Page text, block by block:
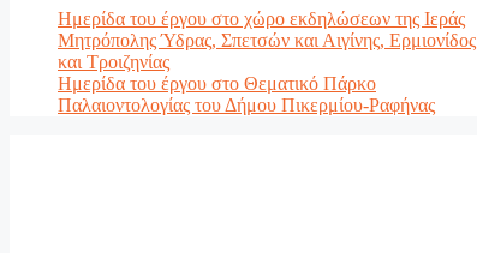
Ημερίδα του έργου στο χώρο εκδηλώσεων της Ιεράς
Μητρόπολης Ύδρας, Σπετσών και Αιγίνης, Ερμιονίδος
και Τροιζηνίας
Ημερίδα του έργου στο Θεματικό Πάρκο
Παλαιοντολογίας του Δήμου Πικερμίου-Ραφήνας